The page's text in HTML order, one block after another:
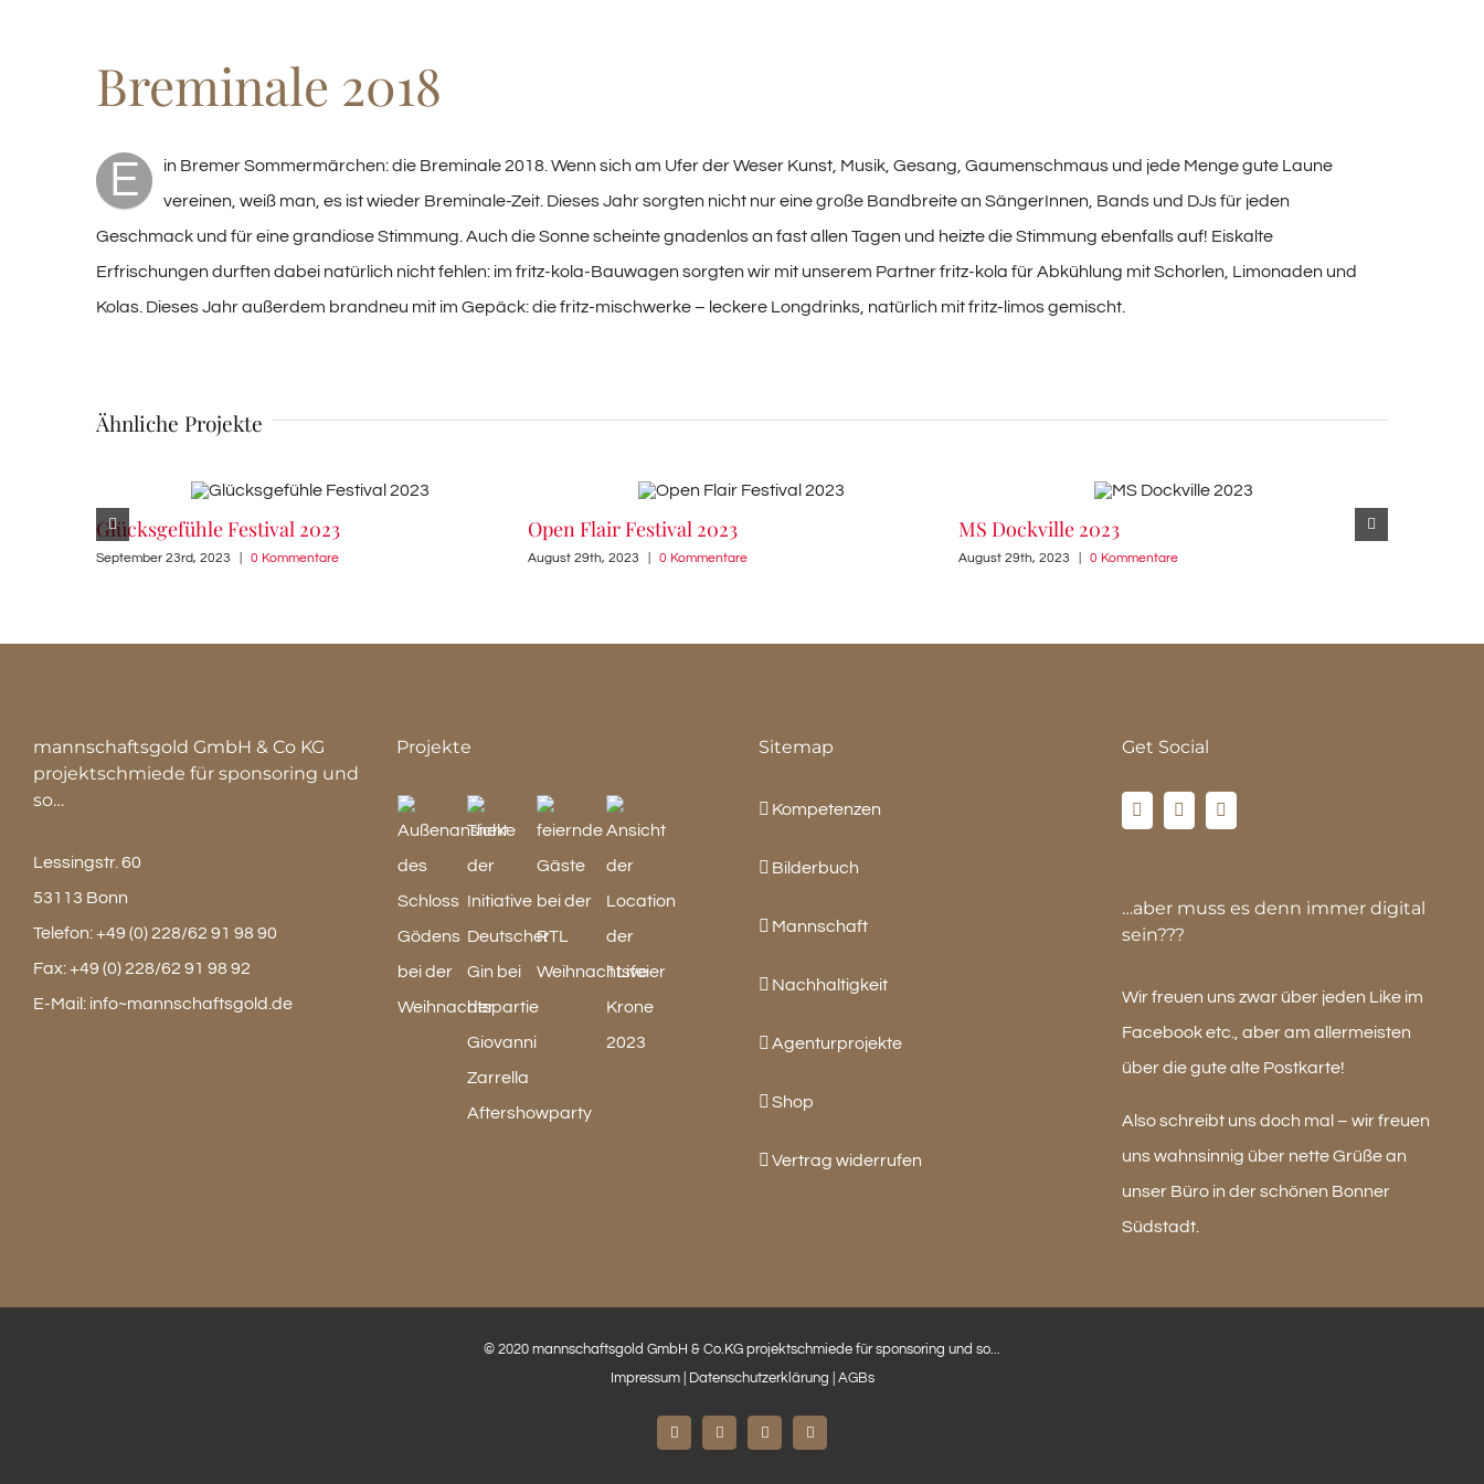
Breminale 2018
E
in Bremer Sommermärchen: die Breminale 2018. Wenn sich am Ufer der Weser Kunst, Musik, Gesang, Gaumenschmaus und jede Menge gute Laune
vereinen, weiß man, es ist wieder Breminale-Zeit. Dieses Jahr sorgten nicht nur eine große Bandbreite an SängerInnen, Bands und DJs für jeden
Geschmack und für eine grandiose Stimmung. Auch die Sonne scheinte gnadenlos an fast allen Tagen und heizte die Stimmung ebenfalls auf! Eiskalte
Erfrischungen durften dabei natürlich nicht fehlen: im fritz-kola-Bauwagen sorgten wir mit unserem Partner fritz-kola für Abkühlung mit Schorlen, Limonaden und
Kolas. Dieses Jahr außerdem brandneu mit im Gepäck: die fritz-mischwerke – leckere Longdrinks, natürlich mit fritz-limos gemischt.
Ähnliche Projekte
Glücksgefühle Festival 2023
September 23rd, 2023 0 Kommentare
Open Flair Festival 2023
August 29th, 2023 0 Kommentare
MS Dockville 2023
August 29th, 2023 0 Kommentare
mannschaftsgold GmbH & Co KG
projektschmiede für sponsoring und
so…
Lessingstr. 60
53113 Bonn
Telefon:+49 (0) 228/62 91 98 90
Fax:+49 (0) 228/62 91 98 92
E-Mail: info~mannschaftsgold.de
Projekte Sitemap
Kompetenzen
Bilderbuch
Mannschaft
Nachhaltigkeit
Agenturprojekte
Shop
Vertrag widerrufen
Get Social
…aber muss es denn immer digital
sein???
Wir freuen uns zwar über jeden Like im
Facebook etc., aber am allermeisten
über die gute alte Postkarte!
Also schreibt uns doch mal – wir freuen
uns wahnsinnig über nette Grüße an
unser Büro in der schönen Bonner
Südstadt.
© 2020 mannschaftsgold GmbH & Co.KG projektschmiede für sponsoring und so...
Impressum| Datenschutzerklärung AGBs
FacebookInstagramLinkedIn
E-
Mail